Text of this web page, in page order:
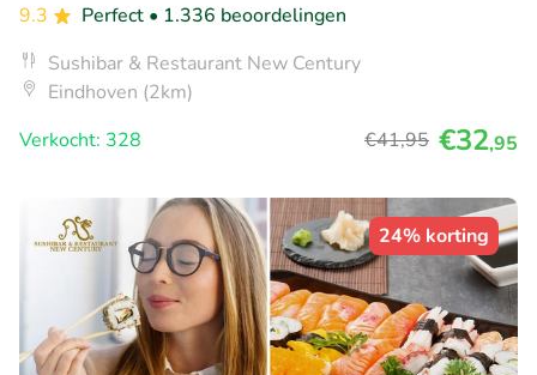
9.3
Perfect • 1.336 beoordelingen
Sushibar & Restaurant New Century
Eindhoven (2km)
Verkocht: 328
€41,95 €32,95
24% korting